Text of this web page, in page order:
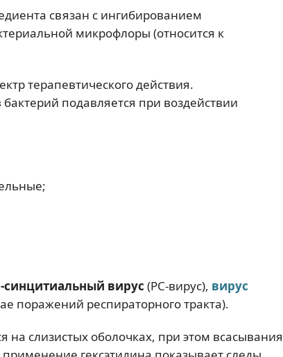
связан с ингибированием
микрофлоры (относится к
терапевтического действия.
подавляется при воздействии
синцитиальный вирус (PC-вирус), вирус
поражений респираторного тракта).
на слизистых оболочках, при этом всасывания